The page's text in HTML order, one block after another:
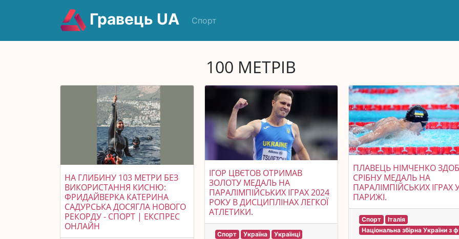
Гравець UA Спорт
100 МЕТРІВ
НА ГЛИБИНУ 103 МЕТРИ БЕЗ
ВИКОРИСТАННЯ КИСНЮ:
ФРИДАЙВЕРКА КАТЕРИНА
САДУРСЬКА ДОСЯГЛА НОВОГО
РЕКОРДУ - СПОРТ | ЕКСПРЕС
ОНЛАЙН
ІГОР ЦВЄТОВ ОТРИМАВ
ЗОЛОТУ МЕДАЛЬ НА
ПАРАЛІМПІЙСЬКИХ ІГРАХ 2024
РОКУ В ДИСЦИПЛІНАХ ЛЕГКОЇ
АТЛЕТИКИ.
Спорт Україна Українці
ПЛАВЕЦЬ НІМЧЕНКО
СРІБНУ МЕДАЛЬ НА
ПАРАЛІМПІЙСЬКИХ ІГРАХ
ПАРИЖІ.
Спорт
Італія
Національна збірна України з